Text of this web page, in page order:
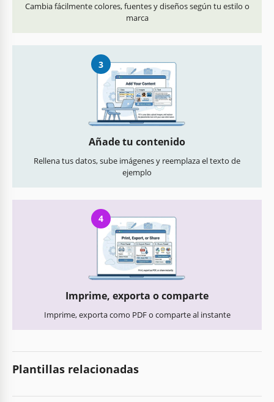
Cambia fácilmente colores, fuentes y diseños según tu estilo o
marca
3
Añade tu contenido
Rellena tus datos, sube imágenes y reemplaza el texto de
ejemplo
4
Imprime, exporta o comparte
Imprime, exporta como PDF o comparte al instante
Plantillas relacionadas